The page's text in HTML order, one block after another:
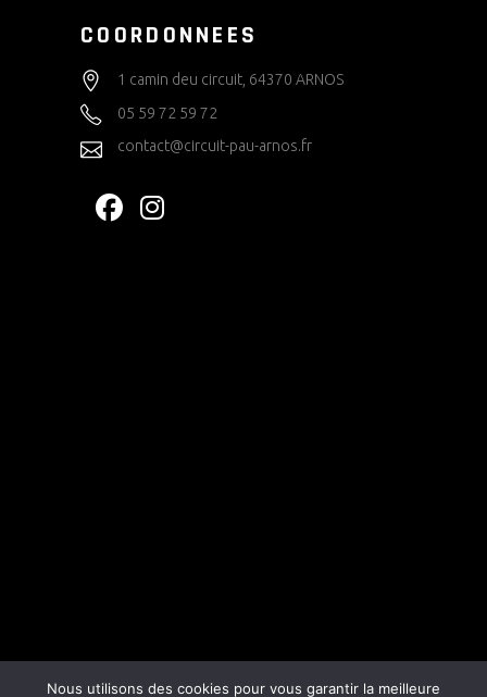
COORDONNEES
1 camin deu circuit, 64370 ARNOS
05 59 72 59 72
contact@circuit-pau-arnos.fr
Nous utilisons des cookies pour vous garantir la meilleure